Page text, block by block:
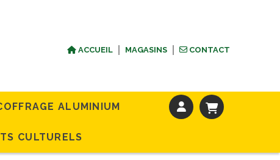
ACCUEIL MAGASINS CONTACT
ALUMINIUM
CULTURELS